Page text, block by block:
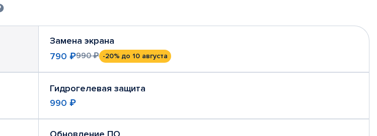
Замена экрана
790 ₽990 ₽ -20% до 10 августа
Гидрогелевая защита
990 ₽